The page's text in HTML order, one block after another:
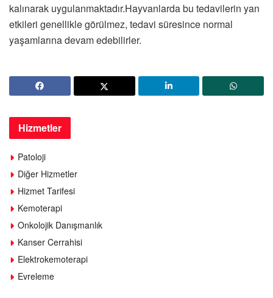
kalınarak uygulanmaktadır.Hayvanlarda bu tedavilerin yan
etkileri genellikle görülmez, tedavi süresince normal
yaşamlarına devam edebilirler.
Hizmetler
Patoloji
Diğer Hizmetler
Hizmet Tarifesi
Kemoterapi
Onkolojik Danışmanlık
Kanser Cerrahisi
Elektrokemoterapi
Evreleme